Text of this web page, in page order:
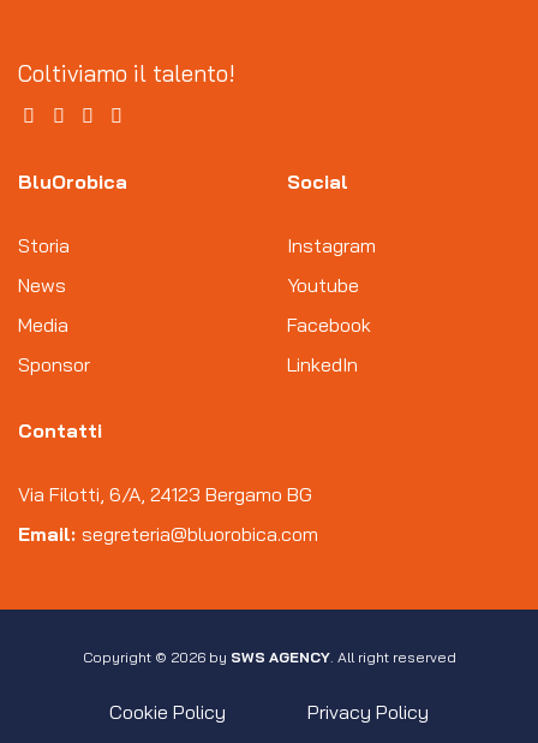
Coltiviamo il talento!
BluOrobica
Storia
News
Media
Sponsor
Social
Instagram
Youtube
Facebook
LinkedIn
Contatti
Via Filotti, 6/A, 24123 Bergamo BG
Email: segreteria@bluorobica.com
Copyright © 2026 by SWS AGENCY. All right reserved
Cookie Policy Privacy Policy